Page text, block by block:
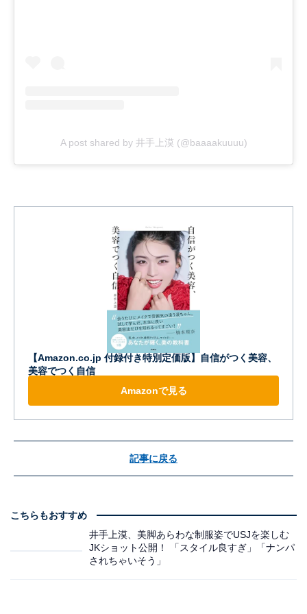
A post shared by 井手上漠 (@baaaakuuuu)
【Amazon.co.jp 付録付き特別定価版】自信がつく美容、
美容でつく自信
Amazonで見る
記事に戻る
こちらもおすすめ
井手上漠、美脚あらわな制服姿でUSJを楽しむ
JKショット公開！ 「スタイル良すぎ」「ナンパ
されちゃいそう」